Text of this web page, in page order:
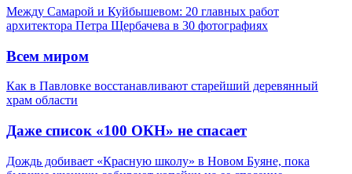
Между Самарой и Куйбышевом: 20 главных работ
архитектора Петра Щербачева в 30 фотографиях
Всем миром
Как в Павловке восстанавливают старейший деревянный
храм области
Даже список «100 ОКН» не спасает
Дождь добивает «Красную школу» в Новом Буяне, пока